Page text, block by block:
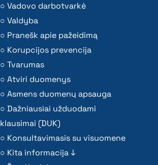
Vadovo darbotvarkė
Valdyba
Pranešk apie pažeidimą
Korupcijos prevencija
Tvarumas
Atviri duomenys
Asmens duomenų apsauga
Dažniausiai užduodami
klausimai (DUK)
Konsultavimasis su visuomene
Kita informacija ↓